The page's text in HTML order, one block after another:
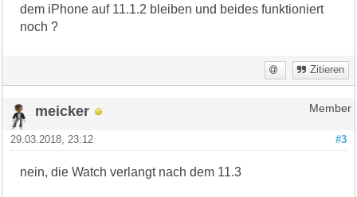
dem iPhone auf 11.1.2 bleiben und beides funktioniert
noch ?
Zitieren
meicker Member
#3
29.03.2018, 23:12
nein, die Watch verlangt nach dem 11.3